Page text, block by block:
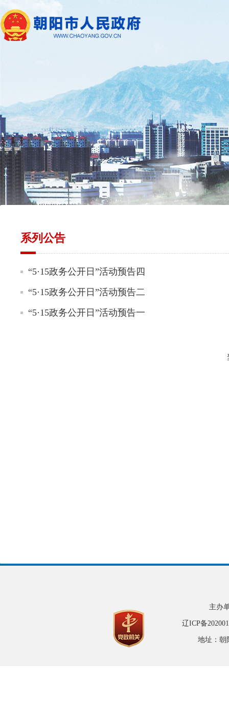
系列公告
“5·15政务公开日”活动预告四
“5·15政务公开日”活动预告二
“5·15政务公开日”活动预告一
主办
辽ICP备
地址：朝